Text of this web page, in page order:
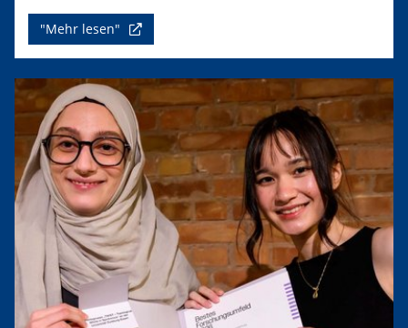
"Mehr lesen"